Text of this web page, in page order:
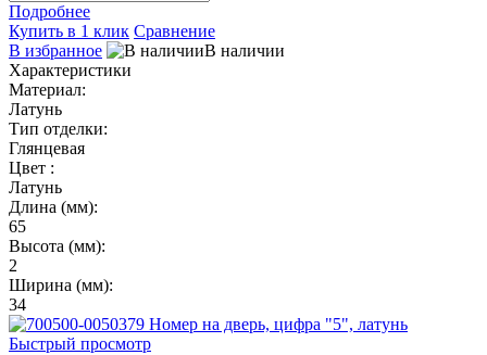
Подробнее
Купить в 1 клик Сравнение
В избранное
В наличии
Характеристики
Материал:
Латунь
Тип отделки:
Глянцевая
Цвет :
Латунь
Длина (мм):
65
Высота (мм):
2
Ширина (мм):
34
Быстрый просмотр